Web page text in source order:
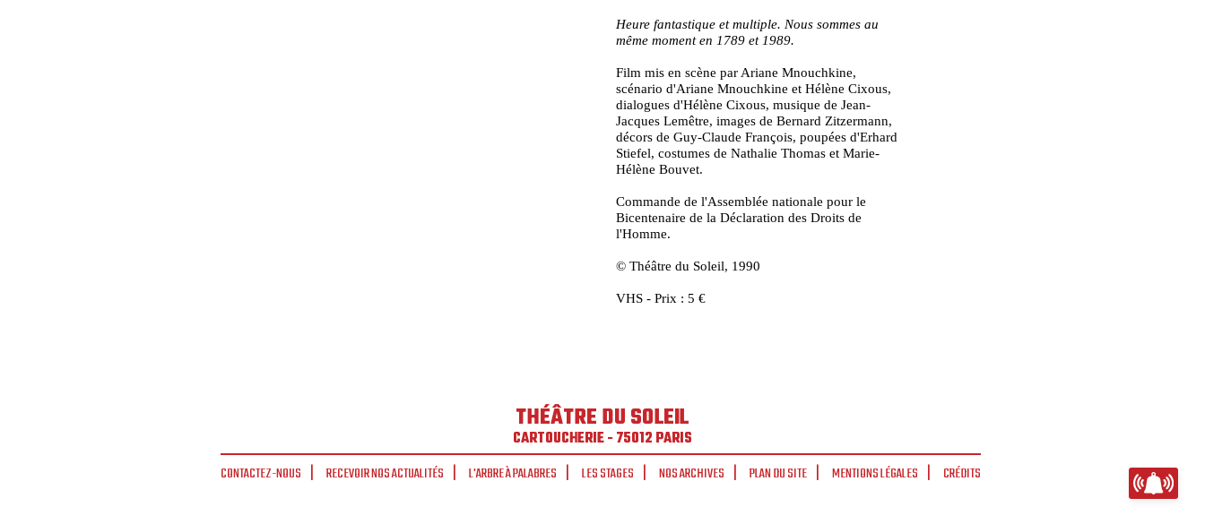
Heure fantastique et multiple. Nous sommes au
même moment en 1789 et 1989.
Film mis en scène par Ariane Mnouchkine,
scénario d'Ariane Mnouchkine et Hélène Cixous,
dialogues d'Hélène Cixous, musique de Jean-
Jacques Lemêtre, images de Bernard Zitzermann,
décors de Guy-Claude François, poupées d'Erhard
Stiefel, costumes de Nathalie Thomas et Marie-
Hélène Bouvet.
Commande de l'Assemblée nationale pour le
Bicentenaire de la Déclaration des Droits de
l'Homme.
© Théâtre du Soleil, 1990
VHS - Prix : 5 €
THÉÂTRE DU SOLEIL
CARTOUCHERIE - 75012 PARIS
CONTACTEZ-NOUS
RECEVOIR NOS ACTUALITÉS L'ARBRE À PALABRES LES STAGES NOS ARCHIVES PLAN DU SITE MENTIONS LÉGALES CRÉDITS